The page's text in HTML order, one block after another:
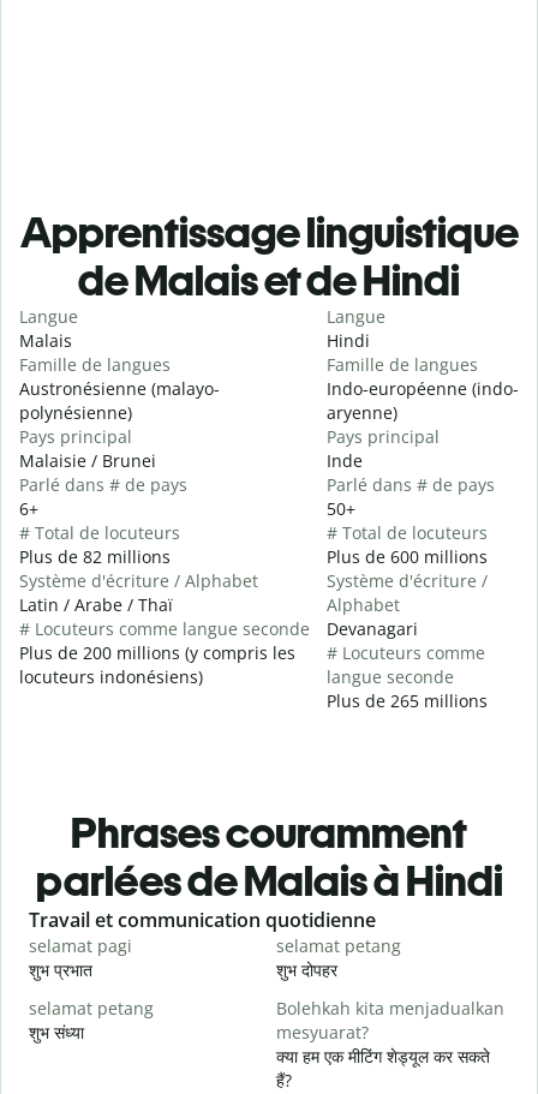
Apprentissage linguistique
de Malais et de Hindi
Langue
Malais
Famille de langues
Austronésienne (malayo-
polynésienne)
Pays principal
Malaisie / Brunei
Parlé dans # de pays
6+
# Total de locuteurs
Plus de 82 millions
Système d'écriture / Alphabet
Latin / Arabe / Thaï
# Locuteurs comme langue seconde
Plus de 200 millions (y compris les
locuteurs indonésiens)
Langue
Hindi
Famille de langues
Indo-européenne (indo-
aryenne)
Pays principal
Inde
Parlé dans # de pays
50+
# Total de locuteurs
Plus de 600 millions
Système d'écriture /
Alphabet
Devanagari
# Locuteurs comme
langue seconde
Plus de 265 millions
Phrases couramment
parlées de Malais à Hindi
Slide 1 of 6
Travail et communication quotidienne
selamat pagi
शुभ प्रभात
selamat petang
शुभ दोपहर
selamat petang
शुभ संध्या
Bolehkah kita menjadualkan
mesyuarat?
क्या हम एक मीटिंग शेड्यूल कर सकते
हैं?